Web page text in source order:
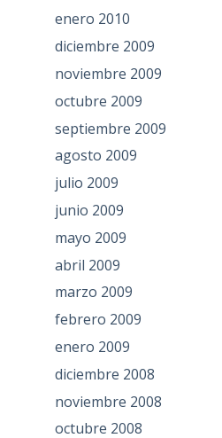
enero 2010
diciembre 2009
noviembre 2009
octubre 2009
septiembre 2009
agosto 2009
julio 2009
junio 2009
mayo 2009
abril 2009
marzo 2009
febrero 2009
enero 2009
diciembre 2008
noviembre 2008
octubre 2008